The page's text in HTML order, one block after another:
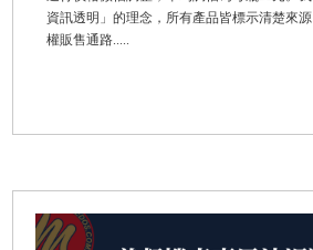
資訊透明」的理念，所有產品皆標示清楚來
權販售通路.....